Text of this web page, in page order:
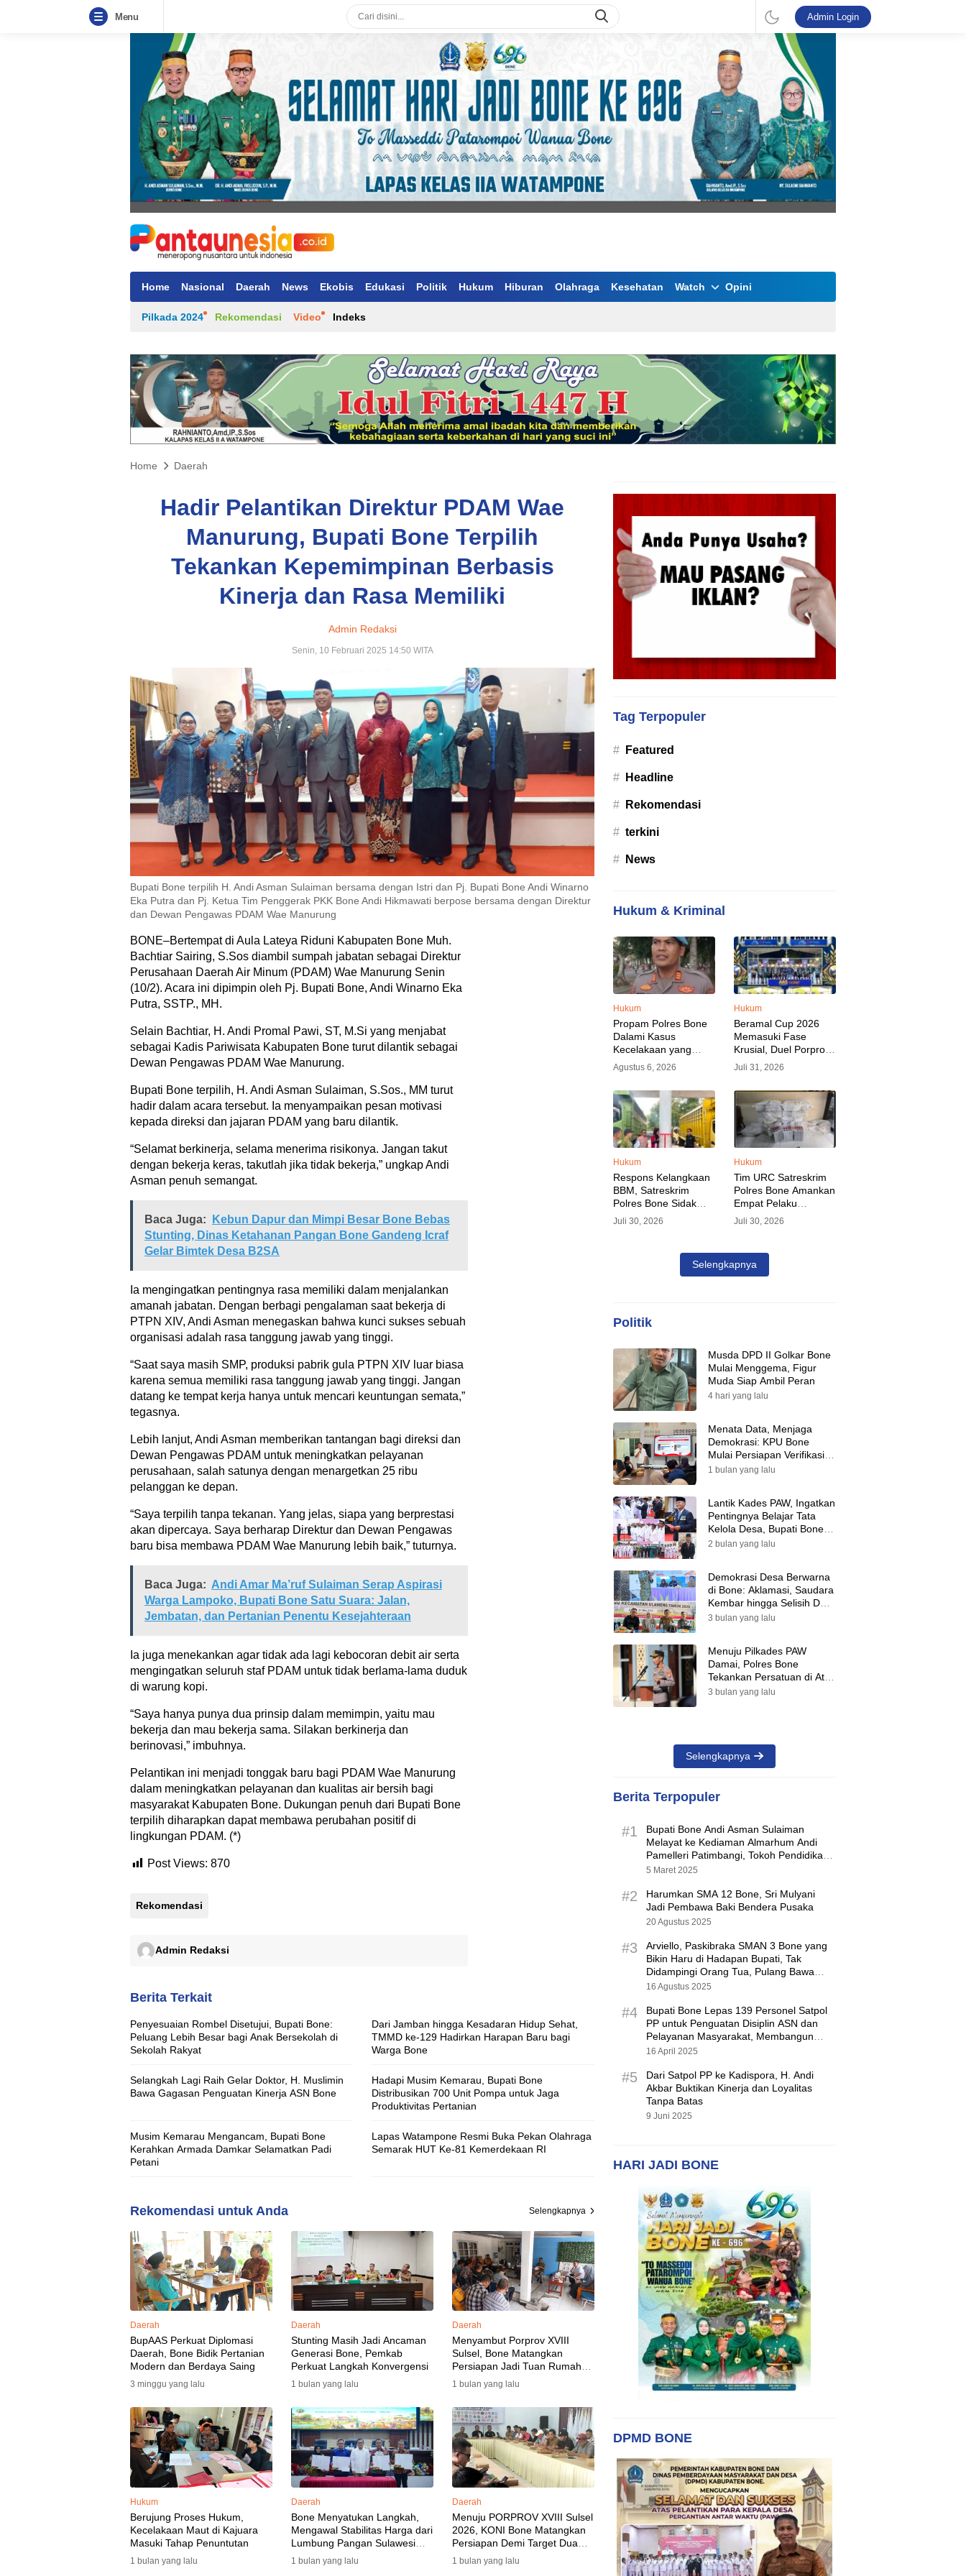
Menu Admin Login
Home Nasional Daerah News Ekobis Edukasi Politik Hukum Hiburan Olahraga Kesehatan Watch Opini
Pilkada 2024 Rekomendasi Video Indeks
Home Daerah
Hadir Pelantikan Direktur PDAM Wae
Manurung, Bupati Bone Terpilih
Tekankan Kepemimpinan Berbasis
Kinerja dan Rasa Memiliki
Admin Redaksi
Senin, 10 Februari 2025 14:50 WITA
Bupati Bone terpilih H. Andi Asman Sulaiman bersama dengan Istri dan Pj. Bupati Bone Andi Winarno
Eka Putra dan Pj. Ketua Tim Penggerak PKK Bone Andi Hikmawati berpose bersama dengan Direktur
dan Dewan Pengawas PDAM Wae Manurung
BONE–Bertempat di Aula Lateya Riduni Kabupaten Bone Muh.
Bachtiar Sairing, S.Sos diambil sumpah jabatan sebagai Direktur
Perusahaan Daerah Air Minum (PDAM) Wae Manurung Senin
(10/2). Acara ini dipimpin oleh Pj. Bupati Bone, Andi Winarno Eka
Putra, SSTP., MH.
Selain Bachtiar, H. Andi Promal Pawi, ST, M.Si yang menjabat
sebagai Kadis Pariwisata Kabupaten Bone turut dilantik sebagai
Dewan Pengawas PDAM Wae Manurung.
Bupati Bone terpilih, H. Andi Asman Sulaiman, S.Sos., MM turut
hadir dalam acara tersebut. Ia menyampaikan pesan motivasi
kepada direksi dan jajaran PDAM yang baru dilantik.
“Selamat berkinerja, selama menerima risikonya. Jangan takut
dengan bekerja keras, takutlah jika tidak bekerja,” ungkap Andi
Asman penuh semangat.
Baca Juga:
Kebun Dapur dan Mimpi Besar Bone Bebas
Stunting, Dinas Ketahanan Pangan Bone Gandeng Icraf
Gelar Bimtek Desa B2SA
Ia mengingatkan pentingnya rasa memiliki dalam menjalankan
amanah jabatan. Dengan berbagi pengalaman saat bekerja di
PTPN XIV, Andi Asman menegaskan bahwa kunci sukses sebuah
organisasi adalah rasa tanggung jawab yang tinggi.
“Saat saya masih SMP, produksi pabrik gula PTPN XIV luar biasa
karena semua memiliki rasa tanggung jawab yang tinggi. Jangan
datang ke tempat kerja hanya untuk mencari keuntungan semata,”
tegasnya.
Lebih lanjut, Andi Asman memberikan tantangan bagi direksi dan
Dewan Pengawas PDAM untuk meningkatkan pelayanan
perusahaan, salah satunya dengan menargetkan 25 ribu
pelanggan ke depan.
“Saya terpilih tanpa tekanan. Yang jelas, siapa yang berprestasi
akan dipercaya. Saya berharap Direktur dan Dewan Pengawas
baru bisa membawa PDAM Wae Manurung lebih baik,” tuturnya.
Baca Juga: Andi Amar Ma’ruf Sulaiman Serap Aspirasi
Warga Lampoko, Bupati Bone Satu Suara: Jalan,
Jembatan, dan Pertanian Penentu Kesejahteraan
Ia juga menekankan agar tidak ada lagi kebocoran debit air serta
mengingatkan seluruh staf PDAM untuk tidak berlama-lama duduk
di warung kopi.
“Saya hanya punya dua prinsip dalam memimpin, yaitu mau
bekerja dan mau bekerja sama. Silakan berkinerja dan
berinovasi,” imbuhnya.
Pelantikan ini menjadi tonggak baru bagi PDAM Wae Manurung
dalam meningkatkan pelayanan dan kualitas air bersih bagi
masyarakat Kabupaten Bone. Dukungan penuh dari Bupati Bone
terpilih diharapkan dapat membawa perubahan positif di
lingkungan PDAM. (*)
Post Views: 870
Rekomendasi
Admin Redaksi
Berita Terkait
Penyesuaian Rombel Disetujui, Bupati Bone:
Peluang Lebih Besar bagi Anak Bersekolah di
Sekolah Rakyat
Dari Jamban hingga Kesadaran Hidup Sehat,
TMMD ke-129 Hadirkan Harapan Baru bagi
Warga Bone
Selangkah Lagi Raih Gelar Doktor, H. Muslimin
Bawa Gagasan Penguatan Kinerja ASN Bone
Hadapi Musim Kemarau, Bupati Bone
Distribusikan 700 Unit Pompa untuk Jaga
Produktivitas Pertanian
Musim Kemarau Mengancam, Bupati Bone
Kerahkan Armada Damkar Selamatkan Padi
Petani
Lapas Watampone Resmi Buka Pekan Olahraga
Semarak HUT Ke-81 Kemerdekaan RI
Rekomendasi untuk Anda Selengkapnya
Daerah
BupAAS Perkuat Diplomasi
Daerah, Bone Bidik Pertanian
Modern dan Berdaya Saing
3 minggu yang lalu
Daerah
Stunting Masih Jadi Ancaman
Generasi Bone, Pemkab
Perkuat Langkah Konvergensi
1 bulan yang lalu
Daerah
Menyambut Porprov XVIII
Sulsel, Bone Matangkan
Persiapan Jadi Tuan Rumah
yang Berkesan: Wakil Bupati
Perkuat Koordinasi, Dispora
Targetkan Venue dan
Akomodasi Rampung
1 bulan yang lalu
Hukum
Berujung Proses Hukum,
Kecelakaan Maut di Kajuara
Masuki Tahap Penuntutan
1 bulan yang lalu
Daerah
Bone Menyatukan Langkah,
Mengawal Stabilitas Harga dari
Lumbung Pangan Sulawesi
Selatan
1 bulan yang lalu
Daerah
Menuju PORPROV XVIII Sulsel
2026, KONI Bone Matangkan
Persiapan Demi Target Dua
Besar
1 bulan yang lalu
Tag Terpopuler
# Featured
# Headline
# Rekomendasi
# terkini
# News
Hukum & Kriminal
Hukum
Propam Polres Bone
Dalami Kasus
Kecelakaan yang
Libatkan Oknum
Polisi, Pelaku Sudah
Diamankan
Agustus 6, 2026
Hukum
Beramal Cup 2026
Memasuki Fase
Krusial, Duel Porprov
Bone vs Trikora Wajo
Jadi Sorotan Malam
Ini
Juli 31, 2026
Hukum
Respons Kelangkaan
BBM, Satreskrim
Polres Bone Sidak
SPBU dan Pangkalan
LPG, AKP Alvin Aji
SPBU Agar Distribusi
BBM Tepat Sasaran
Juli 30, 2026
Hukum
Tim URC Satreskrim
Polres Bone Amankan
Empat Pelaku
Pencurian Aset PLN,
Kerugian Ditaksir
Juli 30, 2026
Selengkapnya
Politik
Musda DPD II Golkar Bone
Mulai Menggema, Figur
Muda Siap Ambil Peran
4 hari yang lalu
Menata Data, Menjaga
Demokrasi: KPU Bone
Mulai Persiapan Verifikasi
Partai Politik Menuju Pemilu
1 bulan yang lalu
Lantik Kades PAW, Ingatkan
Pentingnya Belajar Tata
Kelola Desa, Bupati Bone:
Tak Ada Lagi Kubu,
2 bulan yang lalu
Demokrasi Desa Berwarna
di Bone: Aklamasi, Saudara
Kembar hingga Selisih Dua
Suara Warnai Pilkades PAW
3 bulan yang lalu
Menuju Pilkades PAW
Damai, Polres Bone
Tekankan Persatuan di Atas
Perbedaan Pilihan
3 bulan yang lalu
Selengkapnya
Berita Terpopuler
#1
Bupati Bone Andi Asman Sulaiman
Melayat ke Kediaman Almarhum Andi
Pamelleri Patimbangi, Tokoh Pendidikan
Kabupaten Bone
5 Maret 2025
#2
Harumkan SMA 12 Bone, Sri Mulyani
Jadi Pembawa Baki Bendera Pusaka
20 Agustus 2025
#3
Arviello, Paskibraka SMAN 3 Bone yang
Bikin Haru di Hadapan Bupati, Tak
Didampingi Orang Tua, Pulang Bawa
Hadiah Motor
16 Agustus 2025
#4
Bupati Bone Lepas 139 Personel Satpol
PP untuk Penguatan Disiplin ASN dan
Pelayanan Masyarakat, Membangun
Pemerintahan yang Tertib dan Melayani
16 April 2025
#5
Dari Satpol PP ke Kadispora, H. Andi
Akbar Buktikan Kinerja dan Loyalitas
Tanpa Batas
9 Juni 2025
HARI JADI BONE
DPMD BONE